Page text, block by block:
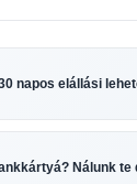
napos elállási
Nálunk te